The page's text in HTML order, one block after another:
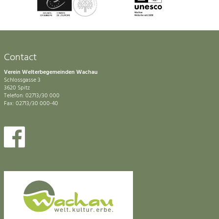
Contact
Verein Welterbegemeinden Wachau
Schlossgasse 3
3620 Spitz
Telefon: 02713/30 000
Fax: 02713/30 000-40